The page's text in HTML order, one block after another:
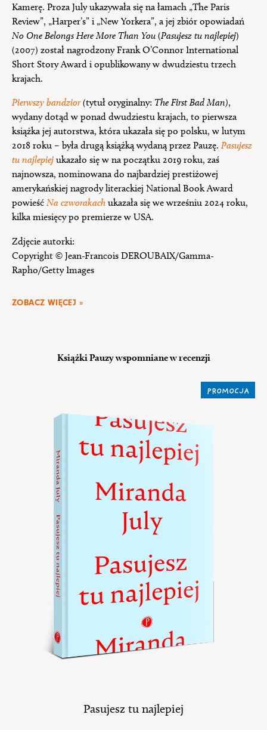
Kamerę. Proza July ukazywała się na łamach „The Paris
Review”, „Harper’s” i „New Yorkera”, a jej zbiór opowiadań
No One Belongs Here More Than You (Pasujesz tu najlepiej)
(2007) został nagrodzony Frank O’Connor International
Short Story Award i opublikowany w dwudziestu trzech
krajach.
Pierwszy bandzior(tytuł oryginalny: The First Bad Man),
wydany dotąd w ponad dwudziestu krajach, to pierwsza
książka jej autorstwa, która ukazała się po polsku, w lutym
2018 roku – była drugą książką wydaną przez Pauzę. Pasujesz
tu najlepiej ukazało się w na początku 2019 roku, zaś
najnowsza, nominowana do najbardziej prestiżowej
amerykańskiej nagrody literackiej National Book Award
powieść Na czworakach ukazała się we wrześniu 2024 roku,
kilka miesięcy po premierze w USA.
Zdjęcie autorki:
Copyright © Jean-Francois DEROUBAIX/Gamma-
Rapho/Getty Images
ZOBACZ WIĘCEJ »
Książki Pauzy wspomniane w recenzji
PROMOCJA
Pasujesz tu najlepiej